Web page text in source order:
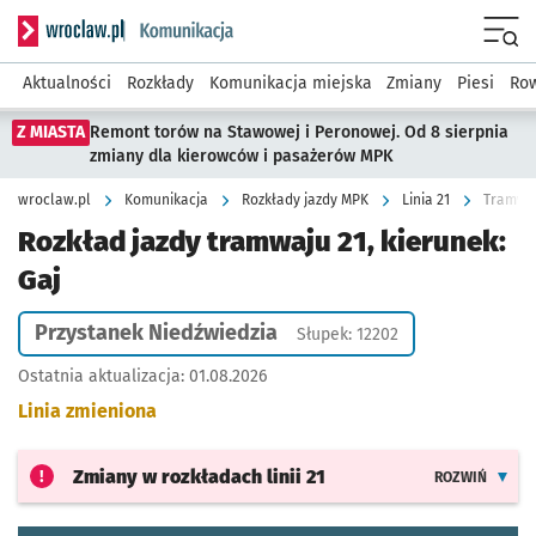
Serwis informacyjny wroclaw.pl podserwis: Komunikacja
Aktualności Rozkłady Komunikacja miejska Zmiany Piesi
Z MIASTA Remont torów na Stawowej i Peronowej. Od 8 sierpnia
zmiany dla kierowców i pasażerów MPK
wroclaw.pl Komunikacja Rozkłady jazdy MPK Linia 21
Rozkład jazdy tramwaju 21, kierunek:
Gaj
Przystanek Niedźwiedzia Słupek: 12202
Ostatnia aktualizacja: 01.08.2026
Linia zmieniona
Zmiany w rozkładach linii 21 ROZWIŃ